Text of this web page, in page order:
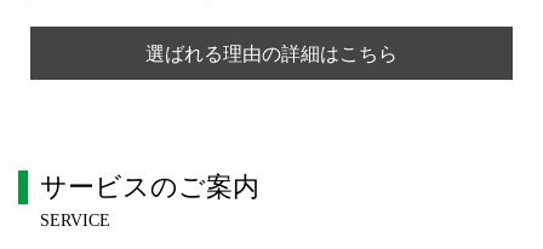
選ばれる理由の詳細はこちら
サービスのご案内
SERVICE